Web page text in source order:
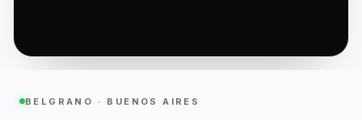
BELGRANO · BUENOS AIRES